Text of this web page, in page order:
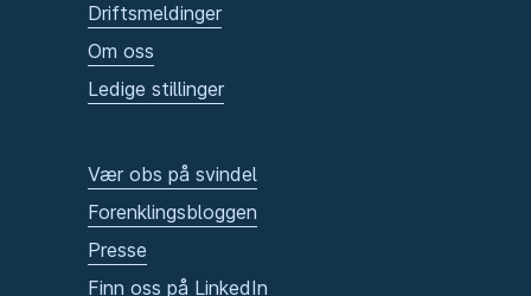
Driftsmeldinger
Om oss
Ledige stillinger
Vær obs på svindel
Forenklingsbloggen
Presse
Finn oss på LinkedIn